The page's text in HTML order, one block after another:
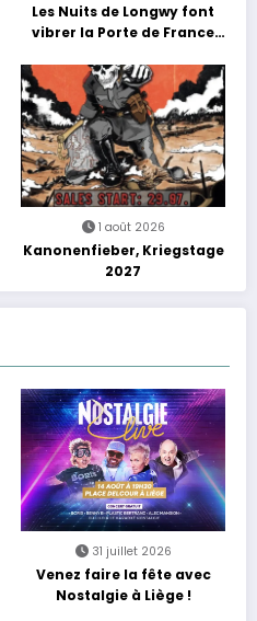
Les Nuits de Longwy font
vibrer la Porte de France
découvertes et énergie
reggae
1 août 2026
Kanonenfieber, Kriegstage
2027
31 juillet 2026
Venez faire la fête avec
Nostalgie à Liège !